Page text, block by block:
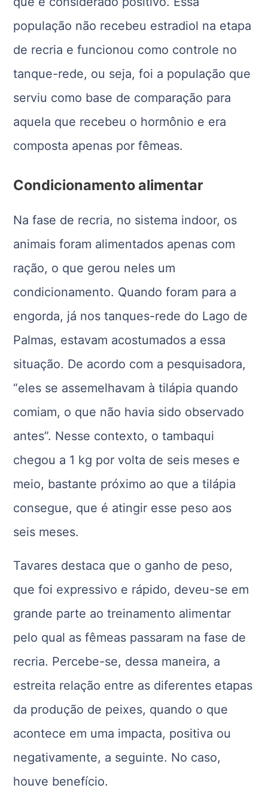
população não recebeu estradiol na etapa
de recria e funcionou como controle no
tanque-rede, ou seja, foi a população que
serviu como base de comparação para
aquela que recebeu o hormônio e era
composta apenas por fêmeas.
Condicionamento alimentar
Na fase de recria, no sistema indoor, os
animais foram alimentados apenas com
ração, o que gerou neles um
condicionamento. Quando foram para a
engorda, já nos tanques-rede do Lago de
Palmas, estavam acostumados a essa
situação. De acordo com a pesquisadora,
“eles se assemelhavam à tilápia quando
comiam, o que não havia sido observado
antes”. Nesse contexto, o tambaqui
chegou a 1 kg por volta de seis meses e
meio, bastante próximo ao que a tilápia
consegue, que é atingir esse peso aos
seis meses.
Tavares destaca que o ganho de peso,
que foi expressivo e rápido, deveu-se em
grande parte ao treinamento alimentar
pelo qual as fêmeas passaram na fase de
recria. Percebe-se, dessa maneira, a
estreita relação entre as diferentes etapas
da produção de peixes, quando o que
acontece em uma impacta, positiva ou
negativamente, a seguinte. No caso,
houve benefício.